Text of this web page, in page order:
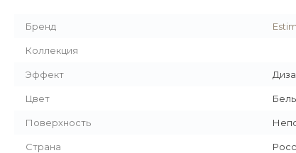
Бренд
Коллекция
Эффект
Цвет
Поверхность
Страна